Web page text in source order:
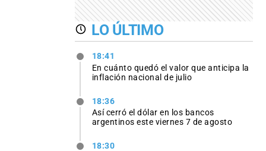
LO ÚLTIMO
18:41
En cuánto quedó el valor que anticipa la
inflación nacional de julio
18:36
Así cerró el dólar en los bancos
argentinos este viernes 7 de agosto
18:30